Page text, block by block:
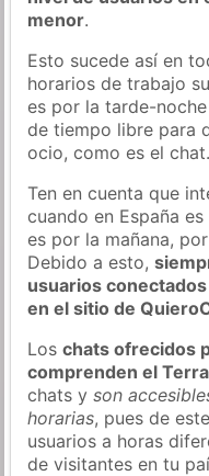
menor.
Esto sucede así en
horarios de trabajo
es por la tarde-
de tiempo libre para
ocio, como es el chat.
Ten en cuenta que
cuando en España
es por la mañana,
Debido a esto,
usuarios
en el sitio de
Loschats ofrecidos
comprenden el
chats yson
horarias, pues de
usuarios a horas
de visitantes en tu